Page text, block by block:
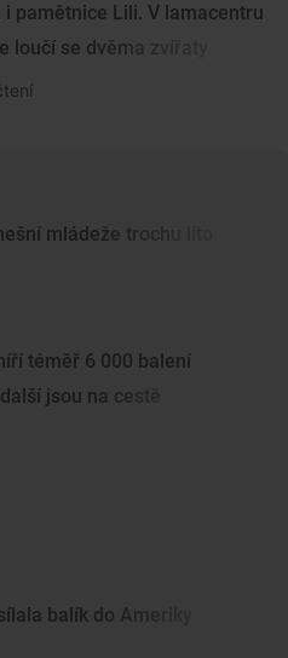
i pamětnice Lili. V lamacentru
loučí se dvěma zvířaty
mládeže trochu líto
téměř 6 000 balení
jsou na cestě
balík do Ameriky